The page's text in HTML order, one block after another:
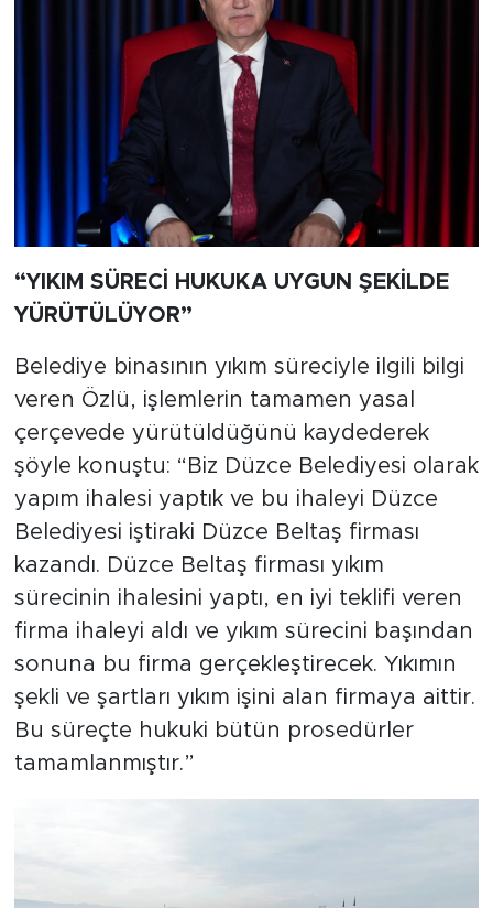
“YIKIM SÜRECİ HUKUKA UYGUN ŞEKİLDE
YÜRÜTÜLÜYOR”
Belediye binasının yıkım süreciyle ilgili bilgi
veren Özlü, işlemlerin tamamen yasal
çerçevede yürütüldüğünü kaydederek
şöyle konuştu: “Biz Düzce Belediyesi olarak
yapım ihalesi yaptık ve bu ihaleyi Düzce
Belediyesi iştiraki Düzce Beltaş firması
kazandı. Düzce Beltaş firması yıkım
sürecinin ihalesini yaptı, en iyi teklifi veren
firma ihaleyi aldı ve yıkım sürecini başından
sonuna bu firma gerçekleştirecek. Yıkımın
şekli ve şartları yıkım işini alan firmaya aittir.
Bu süreçte hukuki bütün prosedürler
tamamlanmıştır.”